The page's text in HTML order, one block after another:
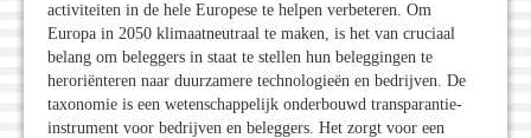
activiteiten in de hele Europese te helpen verbeteren. Om
Europa in 2050 klimaatneutraal te maken, is het van cruciaal
belang om beleggers in staat te stellen hun beleggingen te
heroriënteren naar duurzamere technologieën en bedrijven. De
taxonomie is een wetenschappelijk onderbouwd transparantie-
instrument voor bedrijven en beleggers. Het zorgt voor een